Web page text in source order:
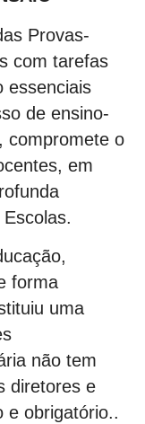
Provas-
com tarefas
essenciais
de ensino-
compromete o
em
forma
uma
não tem
diretores e
e obrigatório..